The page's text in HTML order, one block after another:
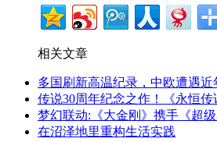
相关文章
多国刷新高温纪录，中欧遭遇近
传说30周年纪念之作！《永恒
梦幻联动:《大金刚》携手《超
在沼泽地里重构生活实践